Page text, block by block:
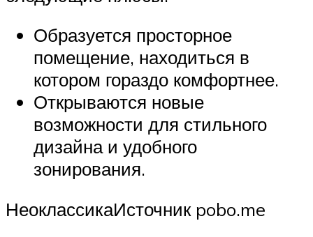
Образуется просторное
помещение, находиться в
котором гораздо комфортнее.
Открываются новые
возможности для стильного
дизайна и удобного
зонирования.
НеоклассикаИсточник pobo.me